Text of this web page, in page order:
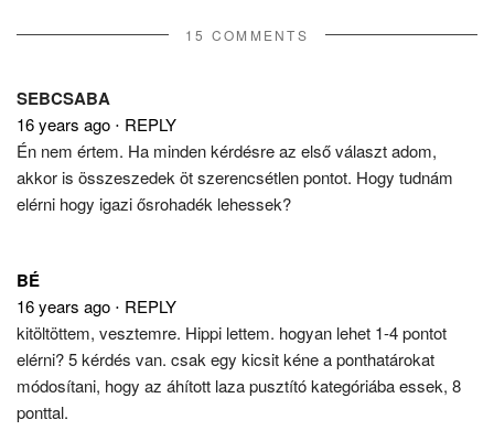
15 COMMENTS
SEBCSABA
16 years ago ⋅ REPLY
Én nem értem. Ha minden kérdésre az első választ adom,
akkor is összeszedek öt szerencsétlen pontot. Hogy tudnám
elérni hogy igazi ősrohadék lehessek?
BÉ
16 years ago ⋅ REPLY
kitöltöttem, vesztemre. Hippi lettem. hogyan lehet 1-4 pontot
elérni? 5 kérdés van. csak egy kicsit kéne a ponthatárokat
módosítani, hogy az áhított laza pusztító kategóriába essek, 8
ponttal.